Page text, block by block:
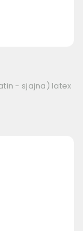
- sjajna) latex